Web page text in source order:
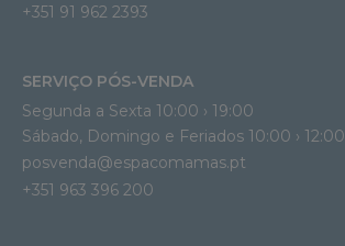
+351 91 962 2393
SERVIÇO PÓS-VENDA
Segunda a Sexta 10:00 › 19:00
Sábado, Domingo e Feriados 10:00 › 12:00
posvenda@espacomamas.pt
+351 963 396 200